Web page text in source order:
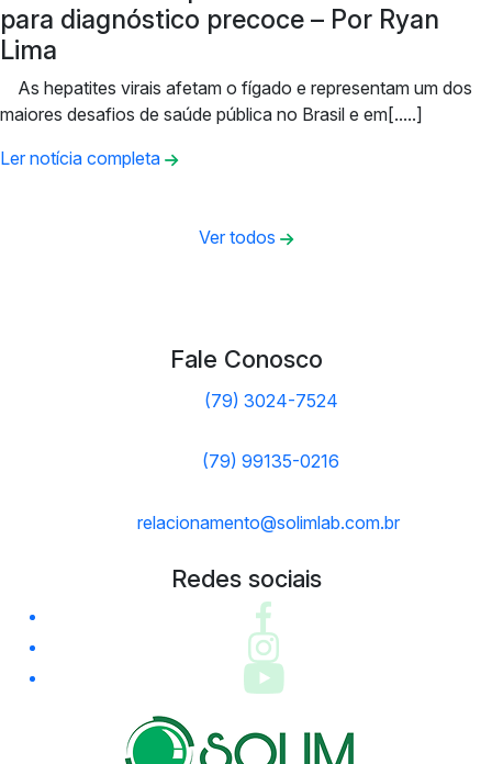
para diagnóstico precoce – Por Ryan
Lima
As hepatites virais afetam o fígado e representam um dos
maiores desafios de saúde pública no Brasil e em[.....]
Ler notícia completa
Ver todos
Fale Conosco
(79) 3024-7524
(79) 99135-0216
relacionamento@solimlab.com.br
Redes sociais